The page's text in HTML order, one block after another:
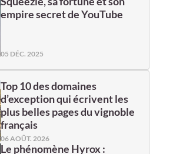
empire secret de YouTube
05 DÉC. 2025
Top 10 des domaines
d’exception qui écrivent les
plus belles pages du vignoble
français
06 AOÛT. 2026
Le phénomène Hyrox :